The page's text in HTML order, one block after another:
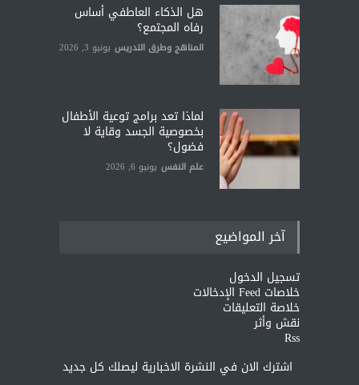
هل الذكاء العاطفي أساس
رفاه المجتمع؟
المناهج وطرق التدريس يونيو 3, 2026
لماذا تعد برامج توعية الأطفال
بخصوصية الجسد وقاية لا
فضول؟
علم النفس يونيو 6, 2026
آخر المواضيع
تسجيل الدخول
خلاصات Feed الإدخالات
خلاصة التعليقات
نقش وأثر
Rss
اشترك الان في النشرة الاخبارية ليصلك كل جديد